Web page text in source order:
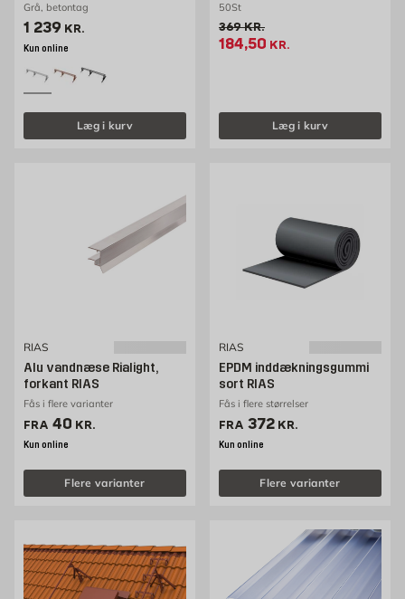
Grå, betontag
Pris 1239 kr. /stk
1 239 KR.
Kun online
Læg i kurv
50St
Gammel pris 369 kr. /stk
369KR.
Tilbudspris 184.5 kr. /stk
184,50 KR.
Læg i kurv
RIAS
Alu vandnæse Rialight,
forkant RIAS
Fås i flere varianter
FRA Pris 40 kr. /stk
40 KR.
Kun online
Flere varianter
RIAS
EPDM inddækningsgummi
sort RIAS
Fås i flere størrelser
FRA Pris 372 kr. /stk
372 KR.
Kun online
Flere varianter